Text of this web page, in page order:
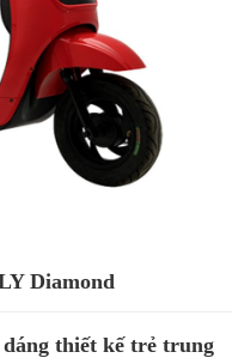
Diamond
thiết kế trẻ trung